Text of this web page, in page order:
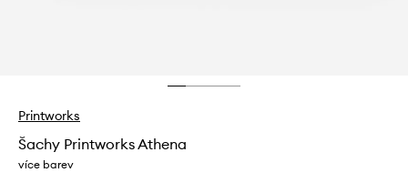
Printworks
Šachy Printworks Athena
více barev